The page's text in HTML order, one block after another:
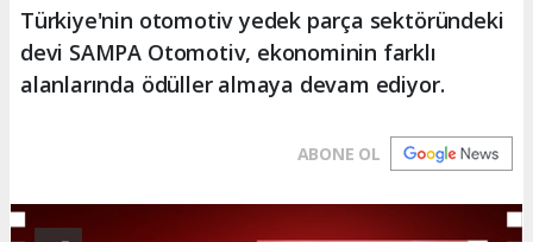
Türkiye'nin otomotiv yedek parça sektöründeki
devi SAMPA Otomotiv, ekonominin farklı
alanlarında ödüller almaya devam ediyor.
ABONE OL